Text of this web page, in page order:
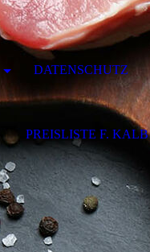
DATENSCHUTZ
PREISLISTE F. KALB